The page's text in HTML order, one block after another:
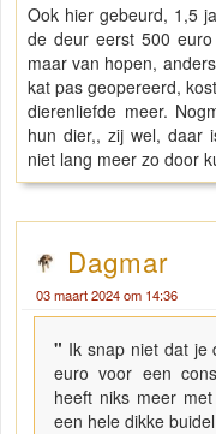
Ook hier gebeurd, 1,5
de deur eerst 500
maar van hopen,
kat pas geopereerd,
dierenliefde meer.
hun dier,, zij wel, daar
niet lang meer zo door
Dagmar
03 maart 2024 om 14:36
" Ik snap niet dat je
euro voor een
heeft niks meer
een hele dikke